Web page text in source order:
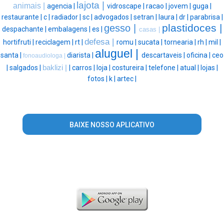
animais | agencia | lajota | vidroscape | racao | jovem | guga |
restaurante | c | radiador | sc | advogados | setran | laura | dr | parabrisa |
despachante | embalagens | es | gesso | casas | plastidoces |
hortifruti | reciclagem | rt | defesa | romu | sucata | tornearia | rh | mil |
santa | fonoaudiologa | diarista | aluguel | descartaveis | oficina | ceo
salgados | baklizi | carros | loja | costureira | telefone | atual |
lojas |
fotos |
k | artec |
BAIXE NOSSO APLICATIVO